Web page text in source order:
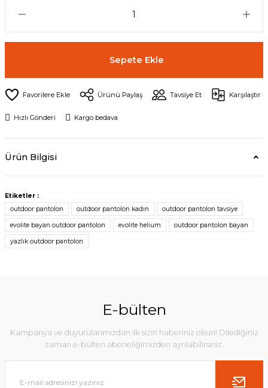
Sepete Ekle
Ürünü Paylaş Tavsiye Et Karşılaştır
Hızlı Gönderi Kargo bedava
Ürün Bilgisi
Etiketler :
outdoor pantolon
outdoor pantolon kadın outdoor pantolon tavsiye
evolite bayan outdoor pantolon evolite helium outdoor pantolon bayan
yazlık outdoor pantolon
E-bülten
Kampanya ve duyurularımızdan ilk sizin haberiniz olsun! Dilediğiniz
zaman e-bülten aboneliğimizden ayrılabilirsiniz.